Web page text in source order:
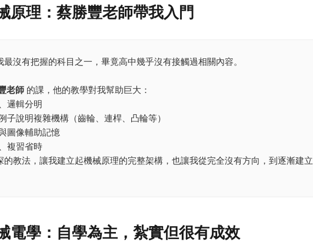
原理：蔡勝豐老師帶我入門
最沒有把握的科目之一，畢竟高中幾乎沒有接觸過相關內容。
老師 的課，他的教學對我幫助巨大：
邏輯分明
子說明複雜機構（齒輪、連桿、凸輪等）
圖像輔助記憶
複習省時
的教法，讓我建立起機械原理的完整架構，也讓我從完全沒有方向，到逐漸建立
電學：自學為主，紮實但很有成效